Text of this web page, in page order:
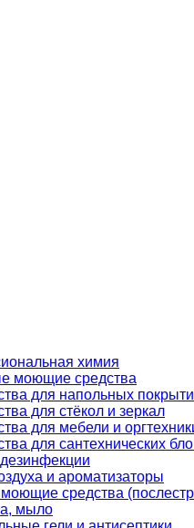
химия
моющие средства
для напольных
для стёкол и зеркал
для мебели и
для сантехнических
и ароматизаторы
средства
мыло